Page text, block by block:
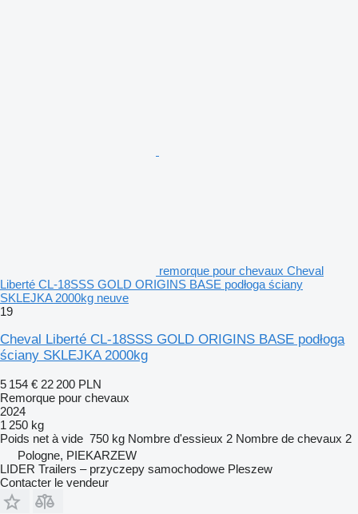
remorque pour chevaux Cheval
Liberté CL-18SSS GOLD ORIGINS BASE podłoga ściany
SKLEJKA 2000kg neuve
19
Cheval Liberté CL-18SSS GOLD ORIGINS BASE podłoga
ściany SKLEJKA 2000kg
5 154 € 22 200 PLN
Remorque pour chevaux
2024
1 250 kg
Poids net à vide 750 kg Nombre d'essieux 2 Nombre de chevaux 2
Pologne, PIEKARZEW
LIDER Trailers – przyczepy samochodowe Pleszew
Contacter le vendeur